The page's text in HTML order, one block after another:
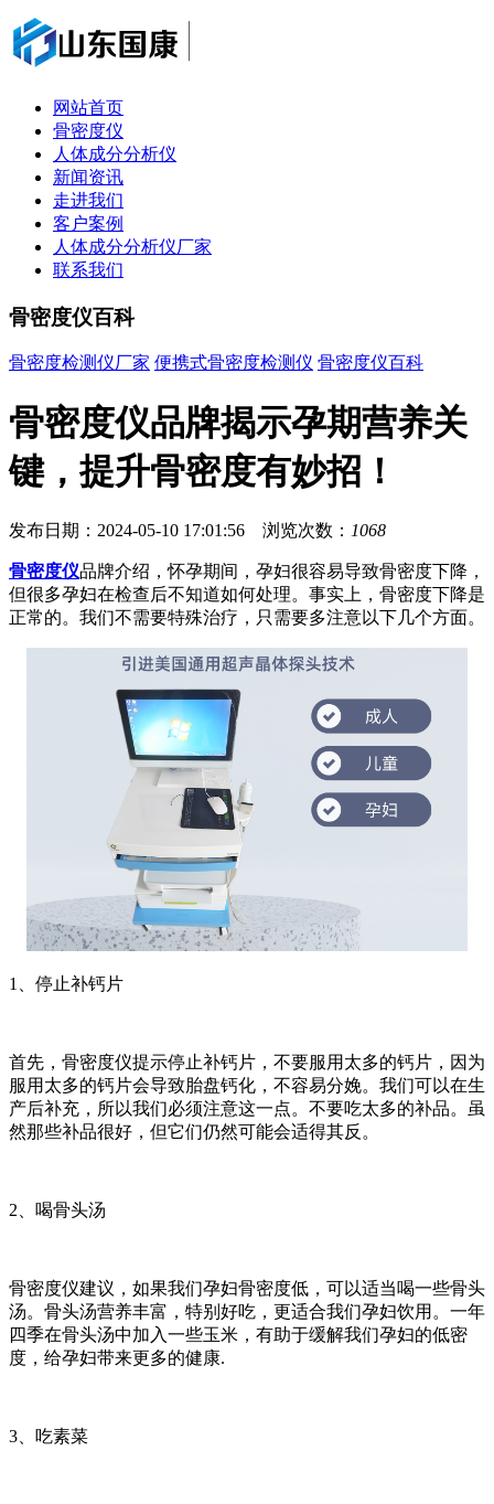
网站首页
骨密度仪
人体成分分析仪
新闻资讯
走进我们
客户案例
人体成分分析仪厂家
联系我们
骨密度仪百科
骨密度检测仪厂家 便携式骨密度检测仪 骨密度仪百科
骨密度仪品牌揭示孕期营养关
键，提升骨密度有妙招！
发布日期：2024-05-10 17:01:56 浏览次数： 1068
骨密度仪品牌介绍，怀孕期间，孕妇很容易导致骨密度下降，
但很多孕妇在检查后不知道如何处理。事实上，骨密度下降是
正常的。我们不需要特殊治疗，只需要多注意以下几个方面。
1、停止补钙片
首先，骨密度仪提示停止补钙片，不要服用太多的钙片，因为
服用太多的钙片会导致胎盘钙化，不容易分娩。我们可以在生
产后补充，所以我们必须注意这一点。不要吃太多的补品。虽
然那些补品很好，但它们仍然可能会适得其反。
2、喝骨头汤
骨密度仪建议，如果我们孕妇骨密度低，可以适当喝一些骨头
汤。骨头汤营养丰富，特别好吃，更适合我们孕妇饮用。一年
四季在骨头汤中加入一些玉米，有助于缓解我们孕妇的低密
度，给孕妇带来更多的健康.
3、吃素菜